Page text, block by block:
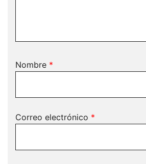
Nombre *
Correo electrónico *